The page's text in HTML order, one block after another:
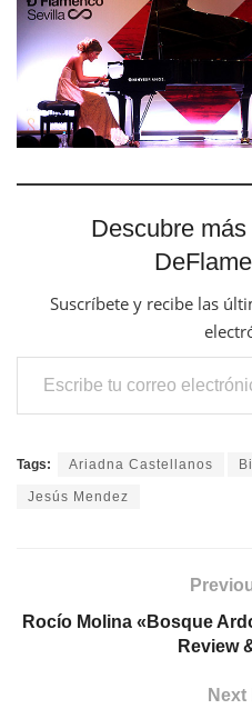
Descubre
Suscríbete y recibe las
Escribe tu correo electrónico…
Tags: Ariadna Castellanos
Jesús Mendez
Rocío Molina «Bosque
Review
Next